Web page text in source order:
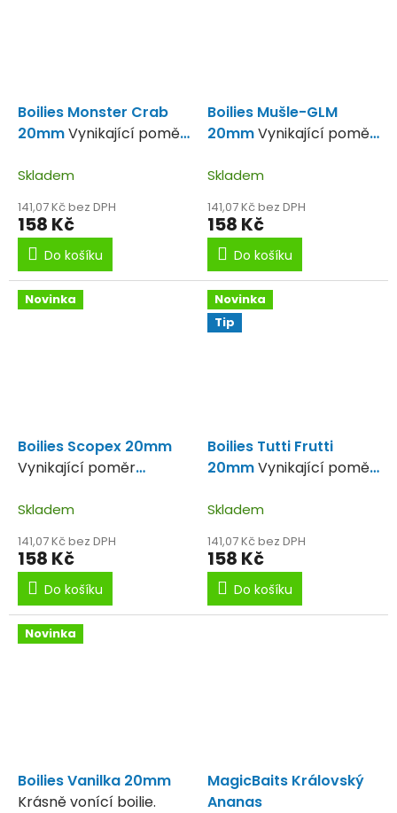
Boilies Monster Crab
20mmVynikající poměr
Skladem
141,07 Kč bez DPH
158 Kč
Do košíku
Boilies Mušle-GLM
20mmVynikající poměr
Skladem
141,07 Kč bez DPH
158 Kč
Do košíku
Novinka
Boilies Scopex 20mm
Vynikající poměr
Skladem
141,07 Kč bez DPH
158 Kč
Do košíku
Novinka
Tip
Boilies Tutti Frutti
20mmVynikající poměr
Skladem
141,07 Kč bez DPH
158 Kč
Do košíku
Novinka
Boilies Vanilka 20mm
Krásně vonící boilie.
MagicBaits Královský
Ananas